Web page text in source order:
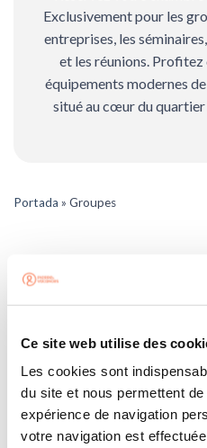
Ce site web utilise des
Les cookies sont
du site et nous permettent
expérience de navigation
votre navigation est
Exclusivement pour les
entreprises, les
et les réunions.
équipements modernes
situé au cœur du
Portada » Groupes
Si vous avez un groupe
Usuario (requerido)